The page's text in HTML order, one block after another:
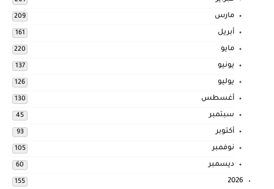
مارس 209
أبريل 161
مايو 220
يونيو 137
يوليو 126
أغسطس 130
سبتمبر 45
أكتوبر 93
نوفمبر 105
ديسمبر 60
2026
155